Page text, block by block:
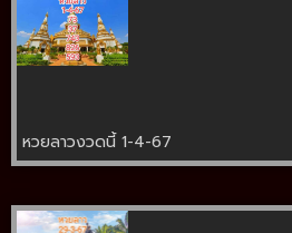
หวยลาวงวดนี้ 1-4-67